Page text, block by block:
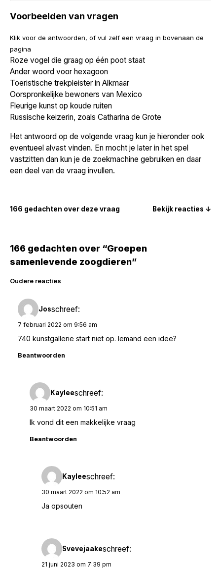
Voorbeelden van vragen
Klik voor de antwoorden, of vul zelf een vraag in bovenaan de
pagina
Roze vogel die graag op één poot staat
Ander woord voor hexagoon
Toeristische trekpleister in Alkmaar
Oorspronkelijke bewoners van Mexico
Fleurige kunst op koude ruiten
Russische keizerin, zoals Catharina de Grote
Het antwoord op de volgende vraag kun je hieronder ook
eventueel alvast vinden. En mocht je later in het spel
vastzitten dan kun je de zoekmachine gebruiken en daar
een deel van de vraag invullen.
166 gedachten over deze vraag Bekijk reacties ↓
166 gedachten over “Groepen
samenlevende zoogdieren”
Reacties
navigatie
Oudere reacties
Josschreef:
7 februari 2022 om 9:56 am
740 kunstgallerie start niet op. Iemand een idee?
Beantwoorden
Kayleeschreef:
30 maart 2022 om 10:51 am
Ik vond dit een makkelijke vraag
Beantwoorden
Kayleeschreef:
30 maart 2022 om 10:52 am
Ja opsouten
Svevejaakeschreef:
21 juni 2023 om 7:39 pm